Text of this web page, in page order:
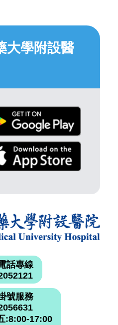
大學附設醫
話專線
號服務
:8:00-17:00